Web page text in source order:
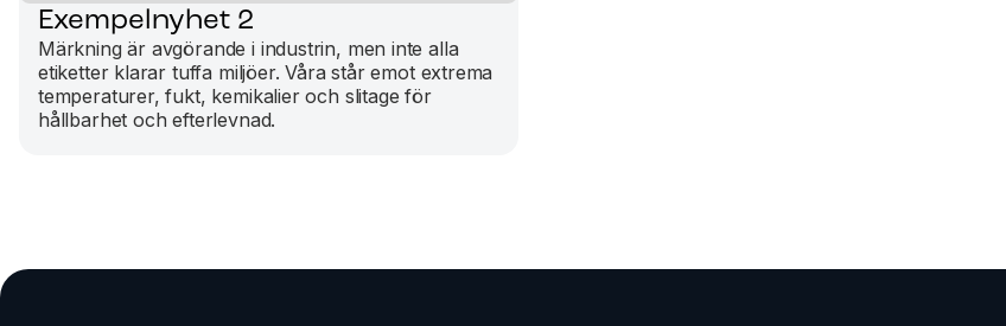
Exempelnyhet 2
Märkning är avgörande i industrin, men inte alla
etiketter klarar tuffa miljöer. Våra står emot extrema
temperaturer, fukt, kemikalier och slitage för
hållbarhet och efterlevnad.